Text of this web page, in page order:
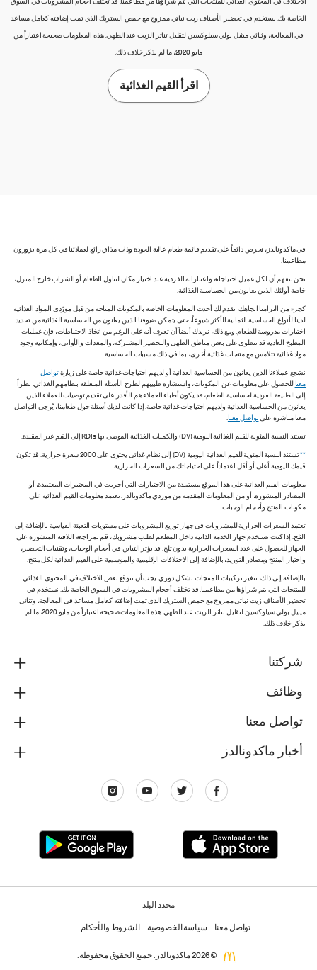
الاختلاف في المحتوى الغذائي للمنتجات التي يتم شراؤها من مطاعمنا. قد تختلف أحجام المشروبات في السوق
الخاصة بك. نستخدم في تحضير الأصناف زيت نباتي ممزوج مع حمض الستريك الذي تمت إضافته كعامل مساعد
في المعالجة، وثنائي ميثيل بولي سيلوكسين لتقليل تناثر الزيت عند الطهي. هذه المعلومات صحيحة اعتباراً من
مايو 2020، ما لم يذكر خلاف ذلك.
اقرأ القيم الغذائية
في ماكدونالدز، نحرص دائماً على تقديم قائمة طعام عالية الجودة وذات مذاق رائع لعملائنا في كل مرة يزورون
مطاعمنا.
نحن نتفهم أن لكل عميل احتياجاته واعتباراته الفردية عند اختيار مكان لتناول الطعام أو الشراب خارج المنزل،
خاصة أولئك الذين يعانون من الحساسية الغذائية.
كجزء من التزامنا اتجاهك، نقدم لك أحدث المعلومات الخاصة بالمكونات المتاحة من قبل مورّدي المواد الغذائية
لدينا لأنواع الحساسية الثمانية الأكثر شيوعاً، حتى يتمكن ضيوفنا الذين يعانون من الحساسية الغذائية من تحديد
اختيارات مدروسة للطعام. ومع ذلك، نريدك أيضاً أن تعرف أنه على الرغم من اتخاذ الاحتياطات، فإن عمليات
المطبخ العادية قد تنطوي على بعض مناطق الطهي والتحضير المشتركة، والمعدات والأواني، وإمكانية وجود
مواد غذائية تتلامس مع منتجات غذائية أخرى، بما في ذلك مسببات الحساسية.
نشجع عملاءنا الذين يعانون من الحساسية الغذائية أو لديهم احتياجات غذائية خاصة على زيارةتواصل
معنا للحصول على معلومات عن المكونات، واستشارة طبيبهم لطرح الأسئلة المتعلقة بنظامهم الغذائي. نظراً
إلى الطبيعة الفردية لحساسية الطعام، قد يكون أطباء العملاء هم الأقدر على تقديم توصيات للعملاء الذين
يعانون من الحساسية الغذائية ولديهم احتياجات غذائية خاصة. إذا كانت لديك أسئلة حول طعامنا، يُرجى التواصل
معنا مباشرة علىتواصل معنا.
تستند النسبة المئوية للقيم الغذائية اليومية (DV) والكميات الغذائية الموصى بها RDIs إلى القيم غير المقيدة.
**
تستند النسبة المئوية للقيم الغذائية اليومية (DV) إلى نظام غذائي يحتوي على 2000 سعرة حرارية. قد تكون
قيمك اليومية أعلى أو أقل اعتماداً على احتياجاتك من السعرات الحرارية.
معلومات القيم الغذائية على هذا الموقع مستمدة من الاختبارات التي أجريت في المختبرات المعتمدة، أو
المصادر المنشورة، أو من المعلومات المقدمة من موردي ماكدونالدز. تعتمد معلومات القيم الغذائية على
مكونات المنتج وأحجام الوجبات.
تعتمد السعرات الحرارية للمشروبات في جهاز توزيع المشروبات على مستويات التعبئة القياسية بالإضافة إلى
الثلج. إذا كنت تستخدم جهاز الخدمة الذاتية داخل المطعم لطلب مشروبك، قم بمراجعة اللافتة المنشورة على
الجهاز للحصول على عدد السعرات الحرارية بدون ثلج. قد يؤثر التباين في أحجام الوجبات، وتقنيات التحضير،
واختبار المنتج ومصادر التوريد، بالإضافة إلى الاختلافات الإقليمية والموسمية على القيم الغذائية لكل منتج.
بالإضافة إلى ذلك، تتغير تركيبات المنتجات بشكل دوري. يجب أن تتوقع بعض الاختلاف في المحتوى الغذائي
للمنتجات التي يتم شراؤها من مطاعمنا. قد تختلف أحجام المشروبات في السوق الخاصة بك. نستخدم في
تحضير الأصناف زيت نباتي ممزوج مع حمض الستريك الذي تمت إضافته كعامل مساعد في المعالجة، وثنائي
ميثيل بولي سيلوكسين لتقليل تناثر الزيت عند الطهي. هذه المعلومات صحيحة اعتباراً من مايو 2020، ما لم
يذكر خلاف ذلك.
شركتنا
وظائف
تواصل معنا
أخبار ماكدونالدز
محدد البلد
تواصل معنا سياسة الخصوصية الشروط والأحكام
© 2026 ماكدونالدز. جميع الحقوق محفوظة.